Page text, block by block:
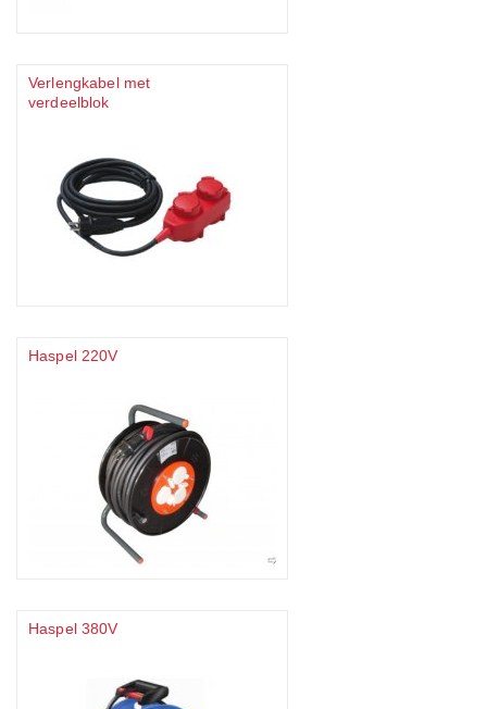
Verlengkabel met
verdeelblok
Haspel 220V
Haspel 380V